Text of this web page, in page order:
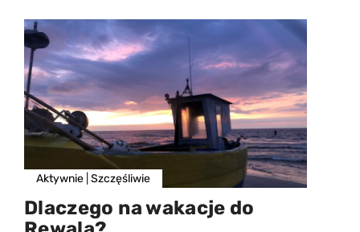
Aktywnie Szczęśliwie
Dlaczego na wakacje do